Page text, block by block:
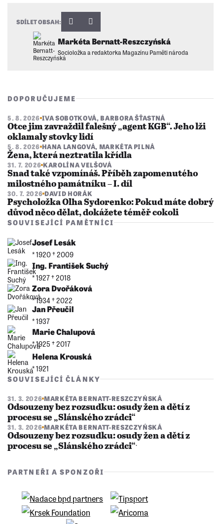
Markéta Bernatt-Reszczyńská
Socioložka a redaktorka Magazínu Paměti národa
SDÍLET OBSAH:
DOPORUČUJEME
5. 8. 2026 IVA SOBOTKOVÁ, BARBORA ŠŤASTNÁ
Otce jim zavraždil falešný „agent KGB“. Jeho lži
oklamaly stovky lidí
5. 8. 2026 HANA LANGOVÁ, MARKÉTA PILNÁ
Žena, která neztratila křídla
31. 7. 2026 KAROLÍNA VELŠOVÁ
Snad také vzpomínáš. Příběh zapomenutého
milostného památníku – I. díl
30. 7. 2026 DAVID HORÁK
Psycholožka Olha Sydorenko: Pokud máte dobrý
důvod něco dělat, dokážete téměř cokoli
SOUVISEJÍCÍ PAMĚTNÍCI
Josef Lesák
* 1920 †︎ 2009
Ing. František Suchý
* 1927 †︎ 2018
Zora Dvořáková
* 1934 †︎ 2022
Jan Přeučil
* 1937
Marie Chalupová
* 1925 †︎ 2017
Helena Krouská
* 1921
SOUVISEJÍCÍ ČLÁNKY
31. 3. 2026 MARKÉTA BERNATT-RESZCZYŃSKÁ
Odsouzeny bez rozsudku: osudy žen a dětí z
procesu se „Slánského zrádci“
31. 3. 2026 MARKÉTA BERNATT-RESZCZYŃSKÁ
Odsouzeny bez rozsudku: osudy žen a dětí z
procesu se „Slánského zrádci“ˑ
PARTNEŘI A SPONZOŘI